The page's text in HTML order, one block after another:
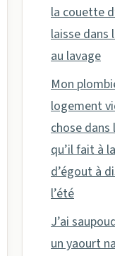
la couette
laisse dans
au lavage
Mon
logement
chose dans
qu’il fait à
d’égout à
l’été
J’ai
un yaourt